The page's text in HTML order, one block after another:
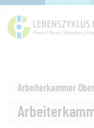
Arbeiterkammer